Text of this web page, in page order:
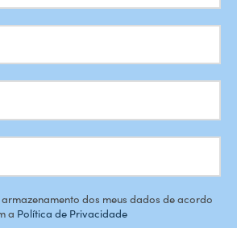
dos meus dados de acordo
a Política de Privacidade